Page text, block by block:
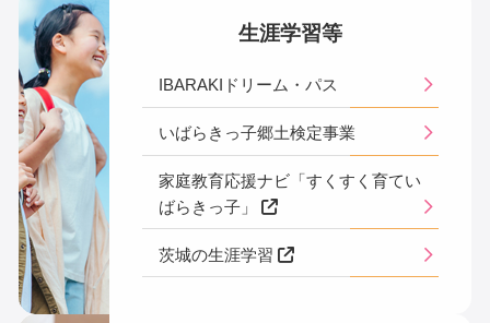
生涯学習等
IBARAKIドリーム・パス
いばらきっ子郷土検定事業
家庭教育応援ナビ「すくすく育てい
ばらきっ子」
茨城の生涯学習